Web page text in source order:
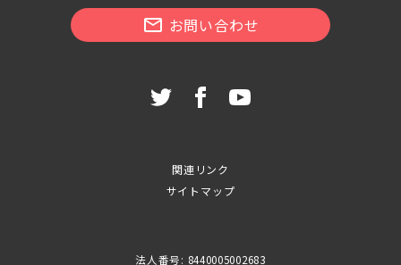
お問い合わせ
関連リンク
サイトマップ
法人番号: 8440005002683